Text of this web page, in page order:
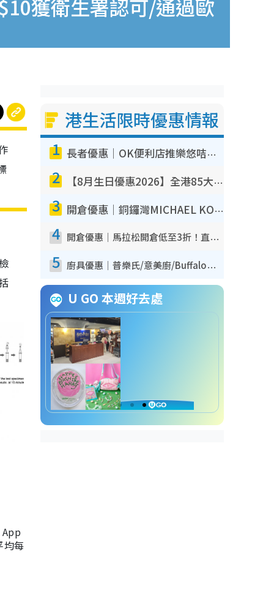
獲衛生署認可/通過歐
均每
港生活限時優惠情報
1 長者優惠｜OK便利店推樂悠咭優惠！買麵包/牛奶/保健品拍卡即減
2 【8月生日優惠2026】全港85大食買玩著數攻略 自助餐/火鍋放題同行免費＋誠品/DONKI送現金券
3 開倉優惠｜銅鑼灣MICHAEL KORS開倉低至17折！直擊$500起買手袋/銀包/鞋款 必買經典Jet Set系列
4 開倉優惠｜馬拉松開倉低至3折！直擊$99起買adidas／New Balance／Puma鞋款 STANLEY保溫杯劈價至$119起
5 廚具優惠｜普樂氏/意美廚/Buffalo廚具低至3折！$89起買煎鍋／炒鑊／個人鍋 同場小家電激減至$99起
U GO 本週好去處